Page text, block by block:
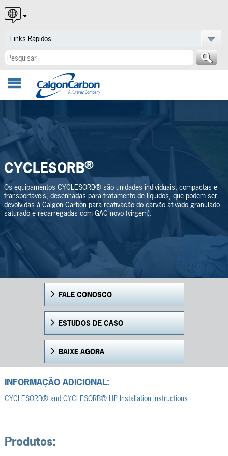
English
Español
Português
CYCLESORB®
Os equipamentos CYCLESORB® são unidades individuais, compactas e
transportáveis, desenhadas para tratamento de líquidos, que podem ser
devolvidas à Calgon Carbon para reativação do carvão ativado granulado
saturado e recarregadas com GAC novo (virgem).
FALE CONOSCO
ESTUDOS DE CASO
BAIXE AGORA
INFORMAÇÃO ADICIONAL:
CYCLESORB® and CYCLESORB® HP Installation Instructions
Produtos: